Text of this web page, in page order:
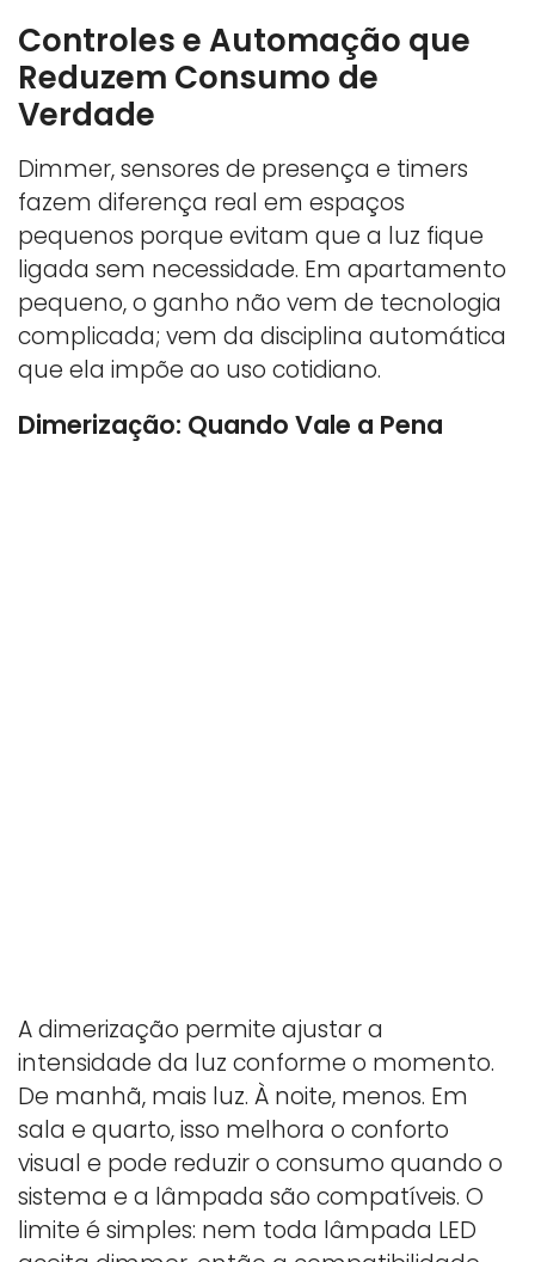
Controles e Automação que
Reduzem Consumo de
Verdade
Dimmer, sensores de presença e timers
fazem diferença real em espaços
pequenos porque evitam que a luz fique
ligada sem necessidade. Em apartamento
pequeno, o ganho não vem de tecnologia
complicada; vem da disciplina automática
que ela impõe ao uso cotidiano.
Dimerização: Quando Vale a Pena
A dimerização permite ajustar a
intensidade da luz conforme o momento.
De manhã, mais luz. À noite, menos. Em
sala e quarto, isso melhora o conforto
visual e pode reduzir o consumo quando o
sistema e a lâmpada são compatíveis. O
limite é simples: nem toda lâmpada LED